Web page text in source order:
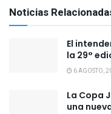
Noticias
El
la 29°
6 AGOSTO,
La Copa
una